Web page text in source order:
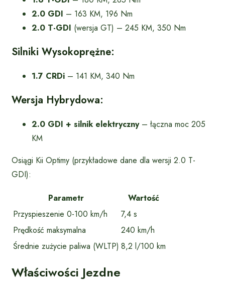
2.0 GDI – 163 KM, 196 Nm
2.0 T-GDI (wersja GT) – 245 KM, 350 Nm
Silniki Wysokoprężne:
1.7 CRDi – 141 KM, 340 Nm
Wersja Hybrydowa:
2.0 GDI + silnik elektryczny– łączna moc 205
KM
Osiągi Kii Optimy (przykładowe dane dla wersji 2.0 T-
GDI):
Parametr
Wartość
Przyspieszenie 0-100 km/h
7,4 s
Prędkość maksymalna
240 km/h
Średnie zużycie paliwa (WLTP) 8,2 l/100 km
Właściwości Jezdne